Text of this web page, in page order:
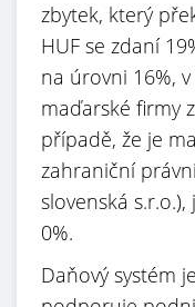
zbytek, který
HUF se zdaní
na úrovni 16%,
maďarské firmy
případě, že je
zahraniční
slovenská
0%.
Daňový systém